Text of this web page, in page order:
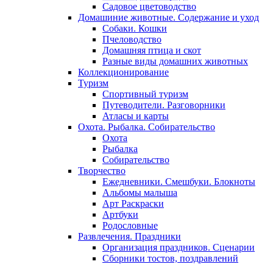
Садовое цветоводство
Домашиние животные. Содержание и уход
Собаки. Кошки
Пчеловодство
Домашняя птица и скот
Разные виды домашних животных
Коллекционирование
Туризм
Спортивный туризм
Путеводители. Разговорники
Атласы и карты
Охота. Рыбалка. Собирательство
Охота
Рыбалка
Собирательство
Творчество
Ежедневники. Смешбуки. Блокноты
Альбомы малыша
Арт Раскраски
Артбуки
Родословные
Развлечения. Праздники
Организация праздников. Сценарии
Сборники тостов, поздравлений